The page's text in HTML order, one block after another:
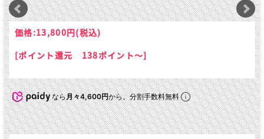
価格:13,800円(税込)
[ポイント還元 138ポイント～]
なら月々4,600円から。分割手数料無料